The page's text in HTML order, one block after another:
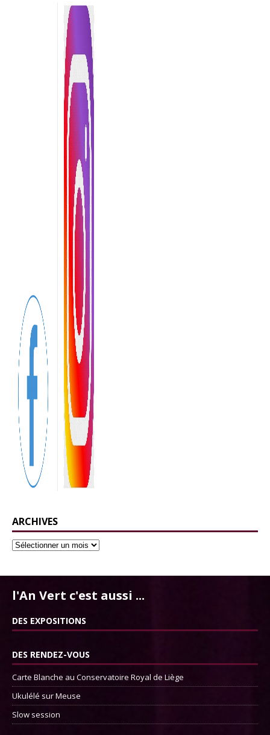
ARCHIVES
l'An Vert c'est aussi ...
DES EXPOSITIONS
DES RENDEZ-VOUS
Carte Blanche au Conservatoire Royal de Liège
Ukulélé sur Meuse
Slow session